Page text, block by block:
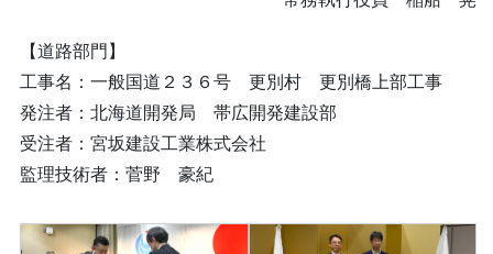
【道路部門】
工事名：一般国道２３６号 更別村 更別橋上部工事
発注者：北海道開発局 帯広開発建設部
受注者：宮坂建設工業株式会社
監理技術者：菅野 豪紀